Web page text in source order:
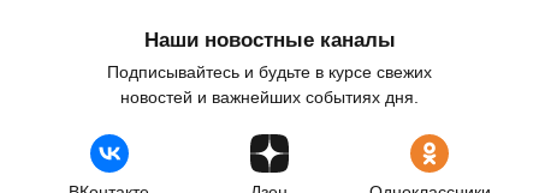
Наши новостные каналы
Подписывайтесь и будьте в курсе свежих
новостей и важнейших событиях дня.